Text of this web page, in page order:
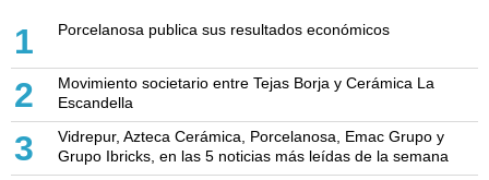
1 Porcelanosa publica sus resultados económicos
2
Movimiento societario entre Tejas Borja y Cerámica La
Escandella
3
Vidrepur, Azteca Cerámica, Porcelanosa, Emac Grupo y
Grupo Ibricks, en las 5 noticias más leídas de la semana